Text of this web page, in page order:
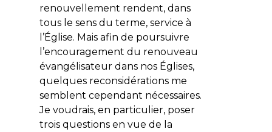
renouvellement rendent, dans
tous le sens du terme, service à
l’Église. Mais afin de poursuivre
l’encouragement du renouveau
évangélisateur dans nos Églises,
quelques reconsidérations me
semblent cependant nécessaires.
Je voudrais, en particulier, poser
trois questions en vue de la